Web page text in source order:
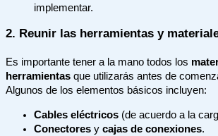
implementar.
2. Reunir las herramientas y
Es importante tener a la mano todos los
herramientas que utilizarás antes de
Algunos de los elementos básicos incluyen:
Cables eléctricos (de acuerdo a la
Conectores y cajas de conexiones.